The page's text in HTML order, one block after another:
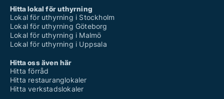
Hitta lokal för uthyrning
Lokal för uthyrning i Stockholm
Lokal för uthyrning Göteborg
Lokal för uthyrning i Malmö
Lokal för uthyrning i Uppsala
Hitta oss även här
Hitta förråd
Hitta restauranglokaler
Hitta verkstadslokaler